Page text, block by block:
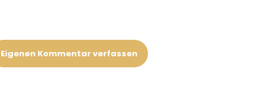
Eigenen Kommentar verfassen